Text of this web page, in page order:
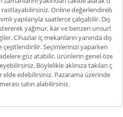
Online değerlendireb
yapılarıyla saatlerce çalışabilir. Dış
yağmur, kar ve benzeri unsurl
Cihazlar iç mekanların yanında dış
çeşitlendirilir. Seçimlerinizi yaparken
göz atabilir, ürünlerin genel öze
Böylelikle aklınıza takılan ç
elde edebilirsiniz. Pazarama üzerinde
satın alabilirsiniz.